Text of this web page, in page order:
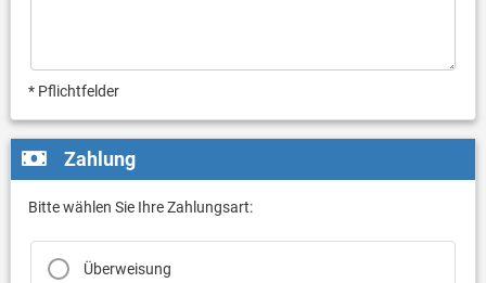
* Pflichtfelder
Zahlung
Bitte wählen Sie Ihre Zahlungsart:
Überweisung